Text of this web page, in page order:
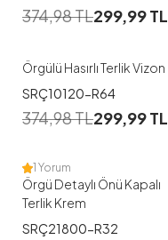
374,98TL299,99TL
37 38 39 40
Örgülü Hasırlı Terlik Vizon
SRÇ10120-R64
374,98TL299,99TL
37 39 40
1 Yorum
Örgü Detaylı Önü Kapalı
Terlik Krem
SRÇ21800-R32